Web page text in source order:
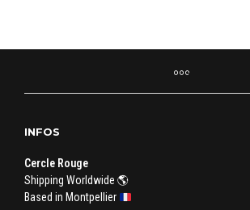
INFOS
Cercle Rouge
Shipping Worldwide 🌎
Based in Montpellier